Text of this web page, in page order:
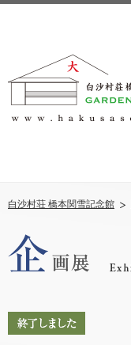
白沙村荘 橋本関雪記念館